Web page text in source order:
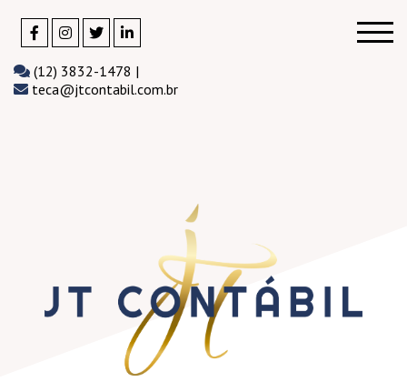
(12) 3832-1478 |
teca@jtcontabil.com.br